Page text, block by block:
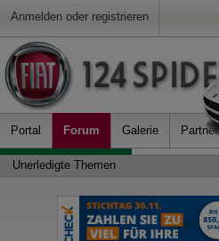
Anmelden oder registrieren
Portal Forum Galerie Partner
Unerledigte Themen